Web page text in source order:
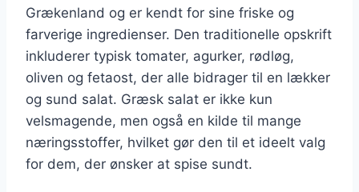
Grækenland og er kendt for sine friske og
farverige ingredienser. Den traditionelle opskrift
inkluderer typisk tomater, agurker, rødløg,
oliven og fetaost, der alle bidrager til en lækker
og sund salat. Græsk salat er ikke kun
velsmagende, men også en kilde til mange
næringsstoffer, hvilket gør den til et ideelt valg
for dem, der ønsker at spise sundt.